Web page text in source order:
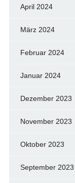
April 2024
März 2024
Februar 2024
Januar 2024
Dezember 2023
November 2023
Oktober 2023
September 2023